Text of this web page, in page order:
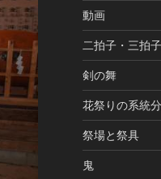
動画
二拍子・三拍
剣の舞
花祭りの系統
祭場と祭具
鬼